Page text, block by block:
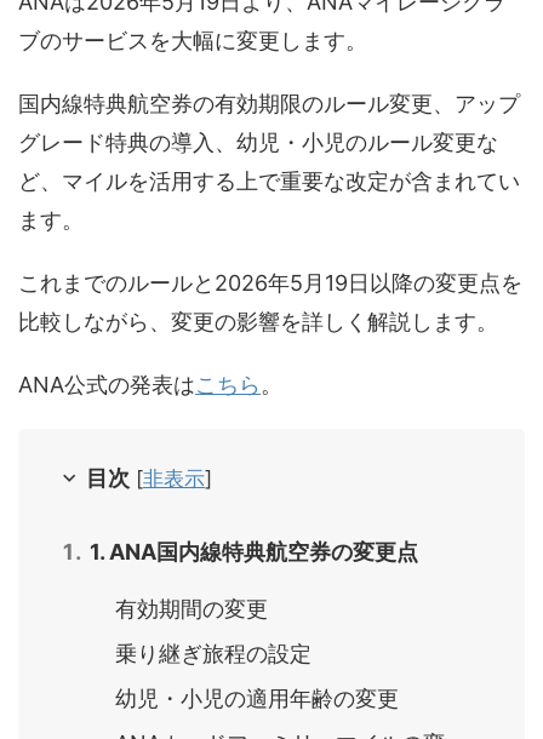
ブのサービスを大幅に変更します。
国内線特典航空券の有効期限のルール変更、アップ
グレード特典の導入、幼児・小児のルール変更な
ど、マイルを活用する上で重要な改定が含まれてい
ます。
これまでのルールと2026年5月19日以降の変更点を
比較しながら、変更の影響を詳しく解説します。
ANA公式の発表はこちら。
目次 [非表示]
1. ANA国内線特典航空券の変更点
有効期間の変更
乗り継ぎ旅程の設定
幼児・小児の適用年齢の変更